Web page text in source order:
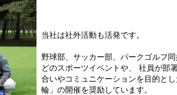
当社は社外活動も活発です。
野球部、サッカー部、パークゴルフ
どのスポーツイベントや、 社員が部
合いやコミュニケーションを目的と
輪」の開催を奨励しています。